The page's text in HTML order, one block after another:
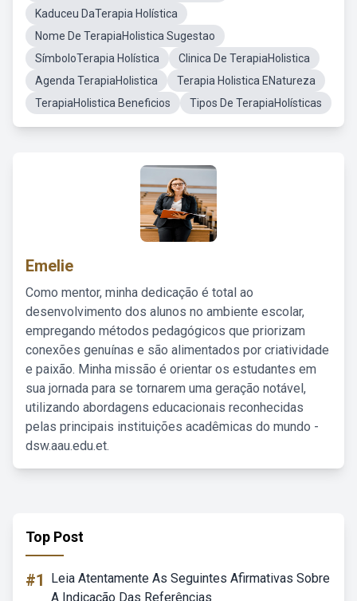
Kaduceu DaTerapia Holística
Nome De TerapiaHolistica Sugestao
SímboloTerapia Holística
Clinica De TerapiaHolistica
Agenda TerapiaHolistica
Terapia Holistica ENatureza
TerapiaHolistica Beneficios
Tipos De TerapiaHolísticas
Emelie
Como mentor, minha dedicação é total ao
desenvolvimento dos alunos no ambiente escolar,
empregando métodos pedagógicos que priorizam
conexões genuínas e são alimentados por criatividade
e paixão. Minha missão é orientar os estudantes em
sua jornada para se tornarem uma geração notável,
utilizando abordagens educacionais reconhecidas
pelas principais instituições acadêmicas do mundo -
dsw.aau.edu.et.
Top Post
#1
Leia Atentamente As Seguintes Afirmativas Sobre
A Indicação Das Referências